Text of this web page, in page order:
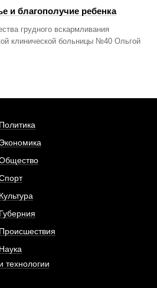
и благополучие ребенка
грудного вскармливания
клинической больницы №40 Ольгой
Политика
Экономика
Культура
Губерния
Происшествия
Наука
и технологии